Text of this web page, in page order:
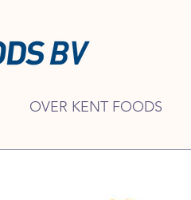
OVER KENT FOODS